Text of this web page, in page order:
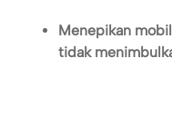
Menepikan
tidak